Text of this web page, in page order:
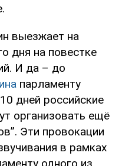
выезжает на
дня на повестке
И да – до
парламенту
дней российские
организовать ещё
Эти провокации
в рамках
одного из